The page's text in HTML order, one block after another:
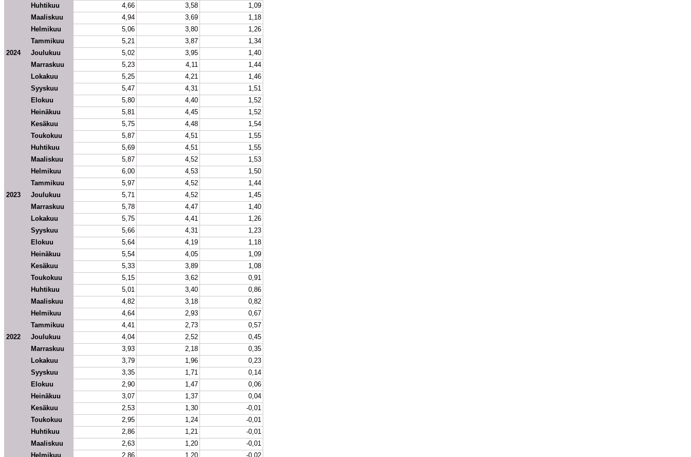
Huhtikuu
4,66 3,58
1,09
Maaliskuu
4,94 3,69
1,18
Helmikuu
5,06 3,80
1,26
Tammikuu
5,21 3,87
1,34
2024
Joulukuu 5,02 3,95
1,40
Marraskuu
5,23 4,11
1,44
Lokakuu
5,25 4,21
1,46
Syyskuu
5,47 4,31
1,51
Elokuu
5,80 4,40
1,52
Heinäkuu
5,81 4,45
1,52
Kesäkuu
5,75 4,48
1,54
Toukokuu
5,87 4,51
1,55
Huhtikuu
5,69 4,51
1,55
Maaliskuu
5,87 4,52
1,53
Helmikuu
6,00 4,53
1,50
Tammikuu
5,97 4,52
1,44
2023
Joulukuu 5,71 4,52
1,45
Marraskuu
5,78 4,47
1,40
Lokakuu
5,75 4,41
1,26
Syyskuu
5,66 4,31
1,23
Elokuu
5,64 4,19
1,18
Heinäkuu
5,54 4,05
1,09
Kesäkuu
5,33 3,89
1,08
Toukokuu
5,15 3,62
0,91
Huhtikuu
5,01 3,40
0,86
Maaliskuu
4,82 3,18
0,82
Helmikuu
4,64 2,93
0,67
Tammikuu
4,41 2,73
0,57
2022
Joulukuu 4,04 2,52
0,45
Marraskuu
3,93 2,18
0,35
Lokakuu
3,79 1,96
0,23
Syyskuu
3,35 1,71
0,14
Elokuu
2,90 1,47
0,06
Heinäkuu
3,07 1,37
0,04
Kesäkuu
2,53 1,30
-0,01
Toukokuu
2,95 1,24
-0,01
Huhtikuu
2,86 1,21
-0,01
Maaliskuu
2,63 1,20
-0,01
Helmikuu
2,86 1,20 -0,02